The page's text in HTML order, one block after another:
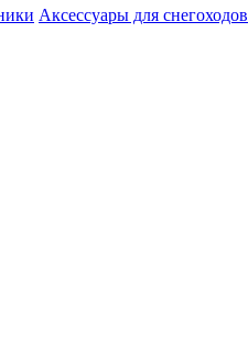
Аксессуары для снегоходов